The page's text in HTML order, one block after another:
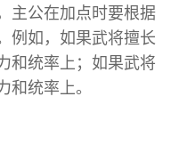
主公在加点时要根据
例如，如果武将擅长
和统率上；如果武将
统率上。